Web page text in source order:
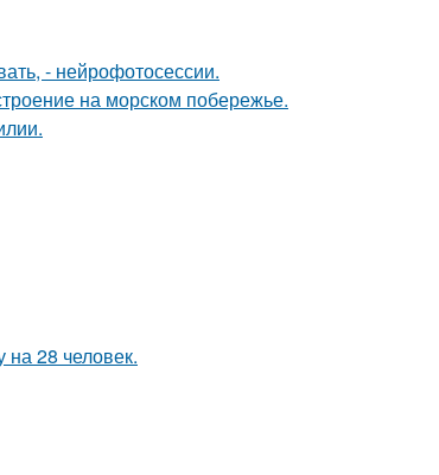
- нейрофотосессии.
на морском побережье.
28 человек.